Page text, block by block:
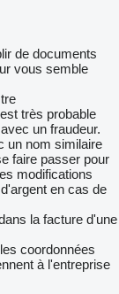
de documents
vous semble
très probable
un fraudeur.
un nom similaire
faire passer pour
modifications
en cas de
la facture d'une
coordonnées
à l'entreprise